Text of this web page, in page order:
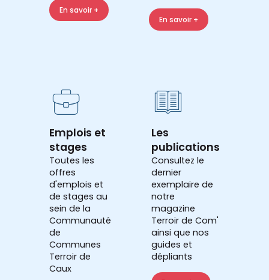
En savoir +
En savoir +
Emplois et
stages
Toutes les
offres
d'emplois et
de stages au
sein de la
Communauté
de
Communes
Terroir de
Caux
Les
publications
Consultez le
dernier
exemplaire de
notre
magazine
Terroir de Com'
ainsi que nos
guides et
dépliants